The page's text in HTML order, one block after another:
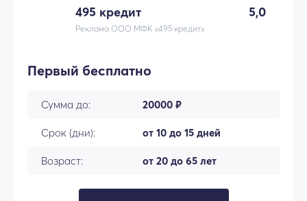
495 кредит 5,0
Реклама ООО МФК «495 кредит»
Первый бесплатно
Сумма до: 20000 ₽
Срок (дни): от 10 до 15 дней
Возраст: от 20 до 65 лет